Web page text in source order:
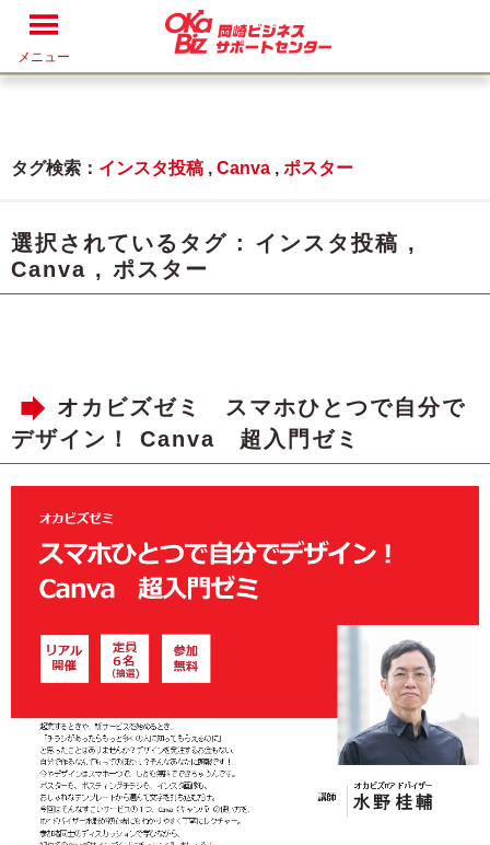
メニュー
タグ検索： インスタ投稿 , Canva , ポスター
選択されているタグ : インスタ投稿 ,
Canva , ポスター
オカビズゼミ スマホひとつで自分で
デザイン！ Canva 超入門ゼミ